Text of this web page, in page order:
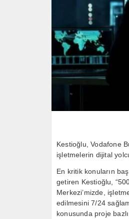
Kestioğlu, Vodafone
işletmelerin dijital
En kritik konuların
getiren Kestioğlu,
Merkezi’mizde,
edilmesini 7/24
konusunda proje